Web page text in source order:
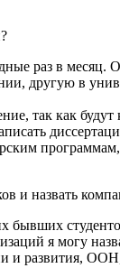
раз в
другую в
так как
и назвать
бывших
я могу
и развития,